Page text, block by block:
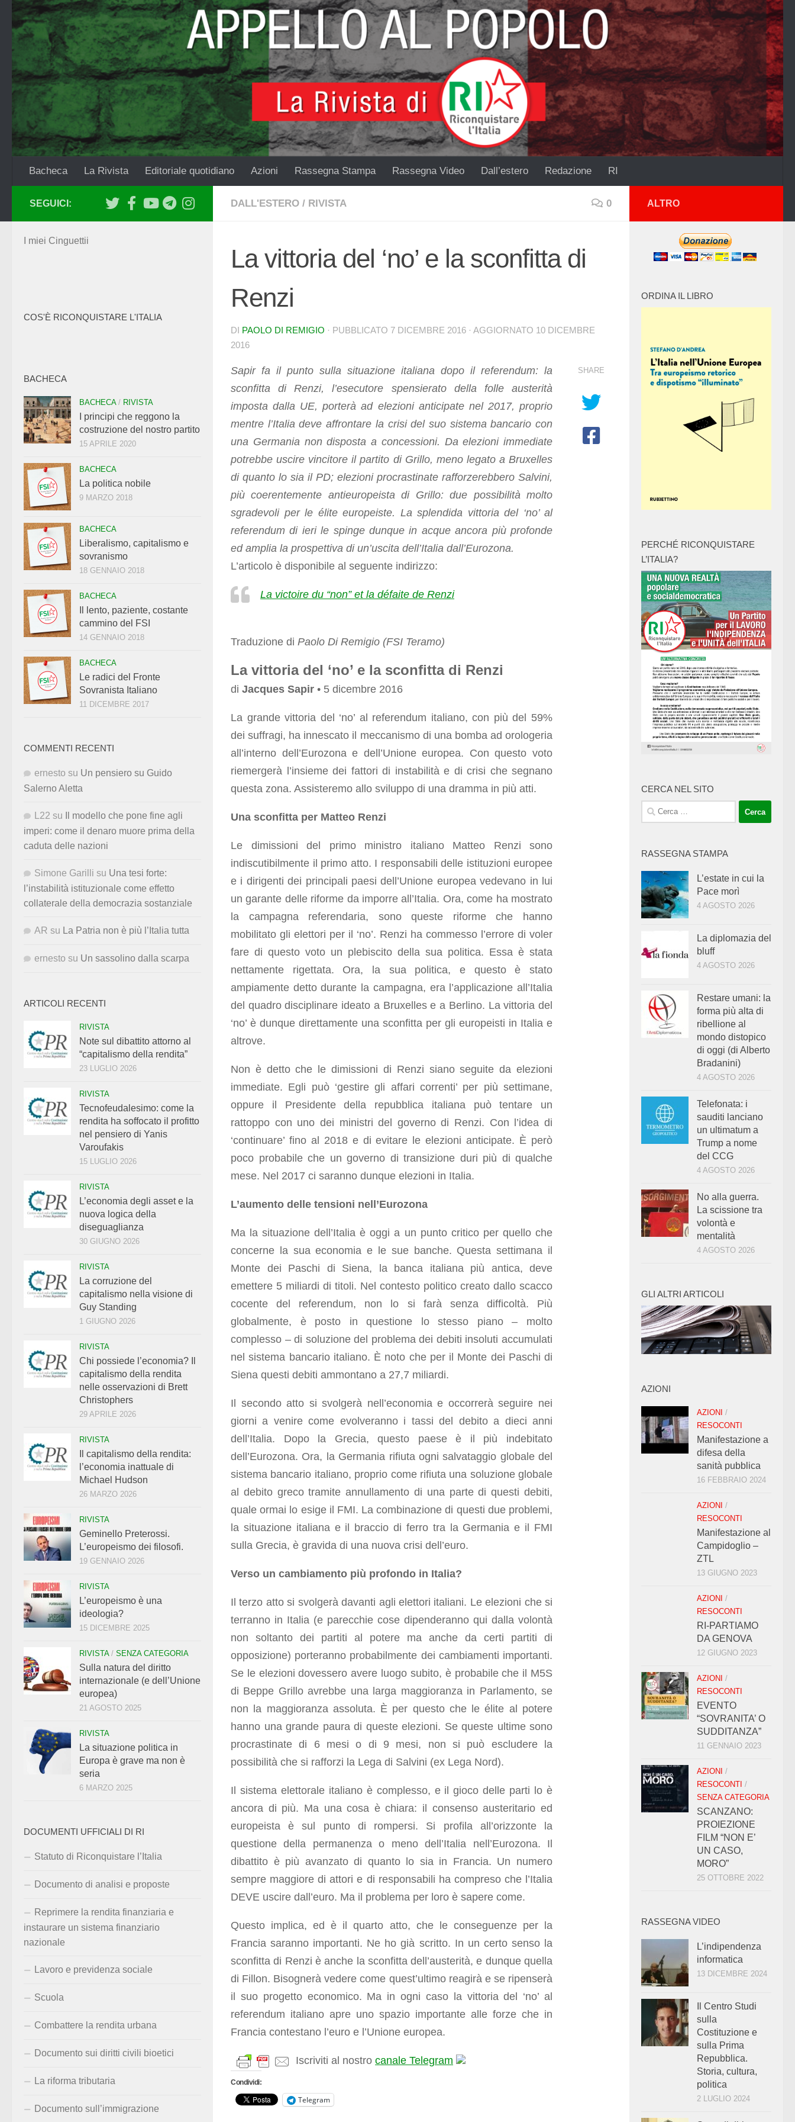
Salta al contenuto
Bacheca La Rivista Editoriale quotidiano Azioni Rassegna Stampa Rassegna Video Dall’estero Redazione RI
DALL'ESTERO / RIVISTA 0
La vittoria del ‘no’ e la sconfitta di
Renzi
DI PAOLO DI REMIGIO · PUBBLICATO 7 DICEMBRE 2016 · AGGIORNATO 10 DICEMBRE
2016
Sapir fa il punto sulla situazione italiana dopo il referendum: la
sconfitta di Renzi, l’esecutore spensierato della folle austerità
imposta dalla UE, porterà ad elezioni anticipate nel 2017, proprio
mentre l’Italia deve affrontare la crisi del suo sistema bancario con
una Germania non disposta a concessioni. Da elezioni immediate
potrebbe uscire vincitore il partito di Grillo, meno legato a Bruxelles
di quanto lo sia il PD; elezioni procrastinate rafforzerebbero Salvini,
più coerentemente antieuropeista di Grillo: due possibilità molto
sgradevoli per le élite europeiste. La splendida vittoria del ‘no’ al
referendum di ieri le spinge dunque in acque ancora più profonde
ed amplia la prospettiva di un’uscita dell’Italia dall’Eurozona.
L’articolo è disponibile al seguente indirizzo:
La victoire du “non” et la défaite de Renzi
Traduzione di Paolo Di Remigio (FSI Teramo)
La vittoria del ‘no’ e la sconfitta di Renzi
di Jacques Sapir • 5 dicembre 2016
La grande vittoria del ‘no’ al referendum italiano, con più del 59%
dei suffragi, ha innescato il meccanismo di una bomba ad orologeria
all’interno dell’Eurozona e dell’Unione europea. Con questo voto
riemergerà l’insieme dei fattori di instabilità e di crisi che segnano
questa zona. Assisteremo allo sviluppo di una dramma in più atti.
Una sconfitta per Matteo Renzi
Le dimissioni del primo ministro italiano Matteo Renzi sono
indiscutibilmente il primo atto. I responsabili delle istituzioni europee
e i dirigenti dei principali paesi dell’Unione europea vedevano in lui
un garante delle riforme da imporre all’Italia. Ora, come ha mostrato
la campagna referendaria, sono queste riforme che hanno
mobilitato gli elettori per il ‘no’. Renzi ha commesso l’errore di voler
fare di questo voto un plebiscito della sua politica. Essa è stata
nettamente rigettata. Ora, la sua politica, e questo è stato
ampiamente detto durante la campagna, era l’applicazione all’Italia
del quadro disciplinare ideato a Bruxelles e a Berlino. La vittoria del
‘no’ è dunque direttamente una sconfitta per gli europeisti in Italia e
altrove.
Non è detto che le dimissioni di Renzi siano seguite da elezioni
immediate. Egli può ‘gestire gli affari correnti’ per più settimane,
oppure il Presidente della repubblica italiana può tentare un
rattoppo con uno dei ministri del governo di Renzi. Con l’idea di
‘continuare’ fino al 2018 e di evitare le elezioni anticipate. È però
poco probabile che un governo di transizione duri più di qualche
mese. Nel 2017 ci saranno dunque elezioni in Italia.
L’aumento delle tensioni nell’Eurozona
Ma la situazione dell’Italia è oggi a un punto critico per quello che
concerne la sua economia e le sue banche. Questa settimana il
Monte dei Paschi di Siena, la banca italiana più antica, deve
emettere 5 miliardi di titoli. Nel contesto politico creato dallo scacco
cocente del referendum, non lo si farà senza difficoltà. Più
globalmente, è posto in questione lo stesso piano – molto
complesso – di soluzione del problema dei debiti insoluti accumulati
nel sistema bancario italiano. È noto che per il Monte dei Paschi di
Siena questi debiti ammontano a 27,7 miliardi.
Il secondo atto si svolgerà nell’economia e occorrerà seguire nei
giorni a venire come evolveranno i tassi del debito a dieci anni
dell’Italia. Dopo la Grecia, questo paese è il più indebitato
dell’Eurozona. Ora, la Germania rifiuta ogni salvataggio globale del
sistema bancario italiano, proprio come rifiuta una soluzione globale
al debito greco tramite annullamento di una parte di questi debiti,
quale ormai lo esige il FMI. La combinazione di questi due problemi,
la situazione italiana e il braccio di ferro tra la Germania e il FMI
sulla Grecia, è gravida di una nuova crisi dell’euro.
Verso un cambiamento più profondo in Italia?
Il terzo atto si svolgerà davanti agli elettori italiani. Le elezioni che si
terranno in Italia (e parecchie cose dipenderanno qui dalla volontà
non soltanto dei partiti al potere ma anche da certi partiti di
opposizione) porteranno probabilmente dei cambiamenti importanti.
Se le elezioni dovessero avere luogo subito, è probabile che il M5S
di Beppe Grillo avrebbe una larga maggioranza in Parlamento, se
non la maggioranza assoluta. È per questo che le élite al potere
hanno una grande paura di queste elezioni. Se queste ultime sono
procrastinate di 6 mesi o di 9 mesi, non si può escludere la
possibilità che si rafforzi la Lega di Salvini (ex Lega Nord).
Il sistema elettorale italiano è complesso, e il gioco delle parti lo è
ancora di più. Ma una cosa è chiara: il consenso austeritario ed
europeista è sul punto di rompersi. Si profila all’orizzonte la
questione della permanenza o meno dell’Italia nell’Eurozona. Il
dibattito è più avanzato di quanto lo sia in Francia. Un numero
sempre maggiore di attori e di responsabili ha compreso che l’Italia
DEVE uscire dall’euro. Ma il problema per loro è sapere come.
Questo implica, ed è il quarto atto, che le conseguenze per la
Francia saranno importanti. Ne ho già scritto. In un certo senso la
sconfitta di Renzi è anche la sconfitta dell’austerità, e dunque quella
di Fillon. Bisognerà vedere come quest’ultimo reagirà e se ripenserà
il suo progetto economico. Ma in ogni caso la vittoria del ‘no’ al
referendum italiano apre uno spazio importante alle forze che in
Francia contestano l’euro e l’Unione europea.
Iscriviti al nostro canale Telegram
Condividi:
Telegram
SHARE
SEGUICI:
I miei Cinguettii
COS'È RICONQUISTARE L'ITALIA
BACHECA
BACHECA/ RIVISTA
I principi che reggono la
costruzione del nostro partito
15 APRILE 2020
BACHECA
La politica nobile
9 MARZO 2018
BACHECA
Liberalismo, capitalismo e
sovranismo
18 GENNAIO 2018
BACHECA
Il lento, paziente, costante
cammino del FSI
14 GENNAIO 2018
BACHECA
Le radici del Fronte
Sovranista Italiano
11 DICEMBRE 2017
COMMENTI RECENTI
ernesto su Un pensiero su Guido
Salerno Aletta
L22 su
Il modello che pone fine agli
imperi: come il denaro muore prima della
caduta delle nazioni
Simone Garilli su Una tesi forte:
l’instabilità istituzionale come effetto
collaterale della democrazia sostanziale
AR su La Patria non è più l’Italia tutta
ernesto su Un sassolino dalla scarpa
ARTICOLI RECENTI
RIVISTA
Note sul dibattito attorno al
“capitalismo della rendita”
23 LUGLIO 2026
RIVISTA
Tecnofeudalesimo: come la
rendita ha soffocato il profitto
nel pensiero di Yanis
Varoufakis
15 LUGLIO 2026
RIVISTA
L’economia degli asset e la
nuova logica della
diseguaglianza
30 GIUGNO 2026
RIVISTA
La corruzione del
capitalismo nella visione di
Guy Standing
1 GIUGNO 2026
RIVISTA
Chi possiede l’economia? Il
capitalismo della rendita
nelle osservazioni di Brett
Christophers
29 APRILE 2026
RIVISTA
Il capitalismo della rendita:
l’economia inattuale di
Michael Hudson
26 MARZO 2026
RIVISTA
Geminello Preterossi.
L’europeismo dei filosofi.
19 GENNAIO 2026
RIVISTA
L’europeismo è una
ideologia?
15 DICEMBRE 2025
RIVISTA/ SENZA CATEGORIA
Sulla natura del diritto
internazionale (e dell’Unione
europea)
21 AGOSTO 2025
RIVISTA
La situazione politica in
Europa è grave ma non è
seria
6 MARZO 2025
DOCUMENTI UFFICIALI DI RI
Statuto di Riconquistare l’Italia
Documento di analisi e proposte
Reprimere la rendita finanziaria e
instaurare un sistema finanziario
nazionale
Lavoro e previdenza sociale
Scuola
Combattere la rendita urbana
Documento sui diritti civili bioetici
La riforma tributaria
Documento sull’immigrazione
ALTRO
ORDINA IL LIBRO
PERCHÉ RICONQUISTARE
L’ITALIA?
CERCA NEL SITO
Ricerca
per:
RASSEGNA STAMPA
L’estate in cui la
Pace morì
4 AGOSTO 2026
La diplomazia del
bluff
4 AGOSTO 2026
Restare umani: la
forma più alta di
ribellione al
mondo distopico
di oggi (di Alberto
Bradanini)
4 AGOSTO 2026
Telefonata: i
sauditi lanciano
un ultimatum a
Trump a nome
del CCG
4 AGOSTO 2026
No alla guerra.
La scissione tra
volontà e
mentalità
4 AGOSTO 2026
GLI ALTRI ARTICOLI
AZIONI
AZIONI /
RESOCONTI
Manifestazione a
difesa della
sanità pubblica
16 FEBBRAIO 2024
AZIONI /
RESOCONTI
Manifestazione al
Campidoglio –
ZTL
13 GIUGNO 2023
AZIONI /
RESOCONTI
RI-PARTIAMO
DA GENOVA
12 GIUGNO 2023
AZIONI /
RESOCONTI
EVENTO
“SOVRANITA’ O
SUDDITANZA”
11 GENNAIO 2023
AZIONI /
RESOCONTI /
SENZA CATEGORIA
SCANZANO:
PROIEZIONE
FILM “NON E’
UN CASO,
MORO”
25 OTTOBRE 2022
RASSEGNA VIDEO
L’indipendenza
informatica
13 DICEMBRE 2024
Il Centro Studi
sulla
Costituzione e
sulla Prima
Repubblica.
Storia, cultura,
politica
2 LUGLIO 2024